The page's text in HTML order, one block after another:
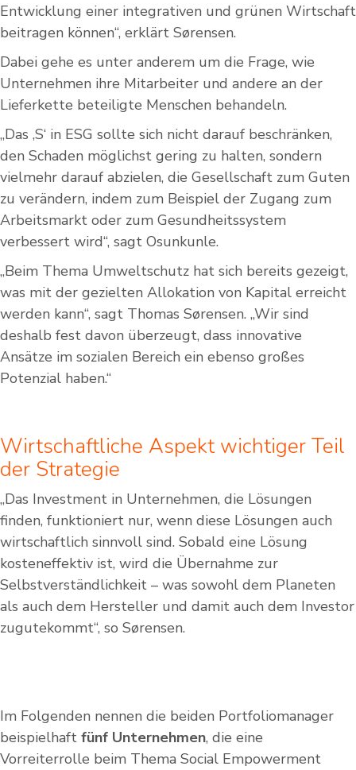
Entwicklung einer integrativen und grünen Wirtschaft
beitragen können“, erklärt Sørensen.
Dabei gehe es unter anderem um die Frage, wie
Unternehmen ihre Mitarbeiter und andere an der
Lieferkette beteiligte Menschen behandeln.
„Das ,S‘ in ESG sollte sich nicht darauf beschränken,
den Schaden möglichst gering zu halten, sondern
vielmehr darauf abzielen, die Gesellschaft zum Guten
zu verändern, indem zum Beispiel der Zugang zum
Arbeitsmarkt oder zum Gesundheitssystem
verbessert wird“, sagt Osunkunle.
„Beim Thema Umweltschutz hat sich bereits gezeigt,
was mit der gezielten Allokation von Kapital erreicht
werden kann“, sagt Thomas Sørensen. „Wir sind
deshalb fest davon überzeugt, dass innovative
Ansätze im sozialen Bereich ein ebenso großes
Potenzial haben.“
Wirtschaftliche Aspekt wichtiger Teil
der Strategie
„Das Investment in Unternehmen, die Lösungen
finden, funktioniert nur, wenn diese Lösungen auch
wirtschaftlich sinnvoll sind. Sobald eine Lösung
kosteneffektiv ist, wird die Übernahme zur
Selbstverständlichkeit – was sowohl dem Planeten
als auch dem Hersteller und damit auch dem Investor
zugutekommt“, so Sørensen.
Im Folgenden nennen die beiden Portfoliomanager
beispielhaft fünf Unternehmen, die eine
Vorreiterrolle beim Thema Social Empowerment